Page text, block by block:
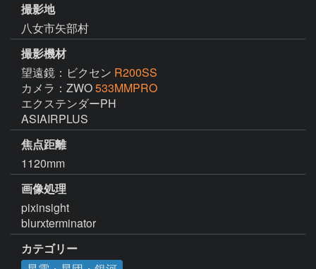
撮影地
八女市矢部村
撮影機材
望遠鏡：ビクセン R200SS
カメラ：ZWO533MMPRO
エクステンダーPH
ASIAIRPLUS
焦点距離
1120mm
画像処理
pixinsight
blurxterminator
カテゴリー